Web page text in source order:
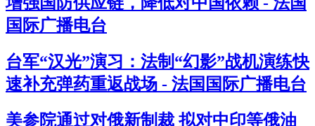
国际广播电台
台军“汉光”演习：法制“幻影”战机演练快
速补充弹药重返战场 - 法国国际广播电台
美参院通过对俄新制裁 拟对中印等俄油